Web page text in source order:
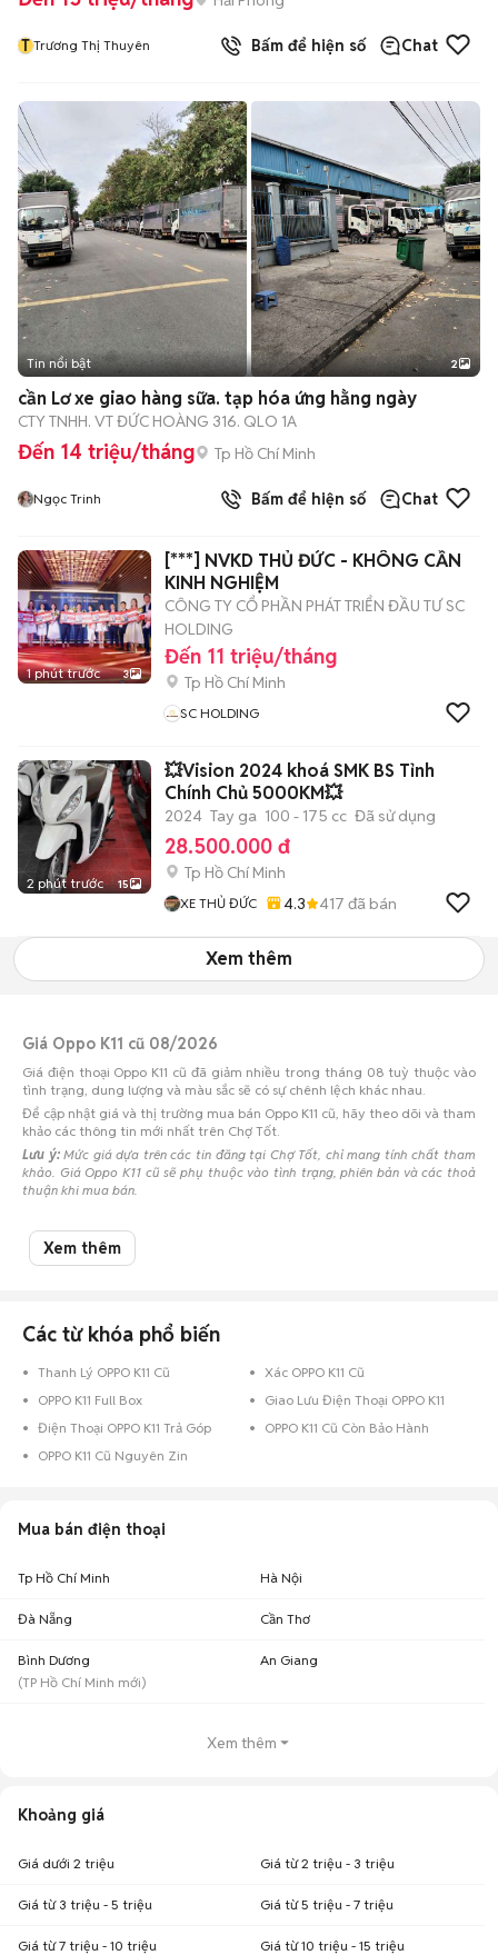
T Trương Thị Thuyên Bấm để hiện số Chat
Tin nổi bật 2
cần Lơ xe giao hàng sữa. tạp hóa ứng hằng ngày
CTY TNHH. VT ĐỨC HOÀNG 316. QLO 1A
Đến 14 triệu/tháng Tp Hồ Chí Minh
Ngọc Trinh Bấm để hiện số Chat
1 phút trước 3
[***] NVKD THỦ ĐỨC - KHÔNG CẦN
KINH NGHIỆM
CÔNG TY CỔ PHẦN PHÁT TRIỂN ĐẦU TƯ SC
HOLDING
Đến 11 triệu/tháng
Tp Hồ Chí Minh
SC HOLDING
2 phút trước 15
💥Vision 2024 khoá SMK BS Tỉnh
Chính Chủ 5000KM💥
2024 Tay ga 100 - 175 cc Đã sử dụng
28.500.000 đ
Tp Hồ Chí Minh
XE THỦ ĐỨC 4.3 417 đã bán
Xem thêm
Giá Oppo K11 cũ 08/2026
Giá điện thoại Oppo K11 cũ đã giảm nhiều trong tháng 08 tuỳ thuộc vào
tình trạng, dung lượng và màu sắc sẽ có sự chênh lệch khác nhau.
Để cập nhật giá và thị trường mua bán Oppo K11 cũ, hãy theo dõi và tham
khảo các thông tin mới nhất trên Chợ Tốt.
Lưu ý:Mức giá dựa trên các tin đăng tại Chợ Tốt, chỉ mang tính chất tham
khảo. Giá Oppo K11 cũ sẽ phụ thuộc vào tình trạng, phiên bản và các thoả
thuận khi mua bán.
Mua bán Oppo K11 cũ
Chợ Tốt có 2 tin đăng bán, mua Oppo K11 cũ với nhiều khoảng giá giúp
Xem thêm
Các từ khóa phổ biến
Thanh Lý OPPO K11 Cũ
Xác OPPO K11 Cũ
OPPO K11 Full Box
Giao Lưu Điện Thoại OPPO K11
Điện Thoại OPPO K11 Trả Góp
OPPO K11 Cũ Còn Bảo Hành
OPPO K11 Cũ Nguyên Zin
Mua bán điện thoại
Tp Hồ Chí Minh Hà Nội
Đà Nẵng Cần Thơ
Bình Dương
(TP Hồ Chí Minh mới)
An Giang
Xem thêm
Khoảng giá
Giá dưới 2 triệu Giá từ 2 triệu - 3 triệu
Giá từ 3 triệu - 5 triệu Giá từ 5 triệu - 7 triệu
Giá từ 7 triệu - 10 triệu Giá từ 10 triệu - 15 triệu